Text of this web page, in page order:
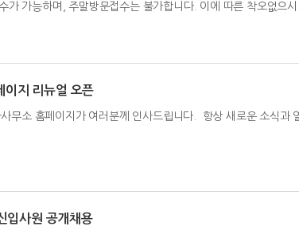
가 가능하며, 주말방문접수는 불가합니다. 이에 따른 착오없으
이지 리뉴얼 오픈
무소 홈페이지가 여러분께 인사드립니다. 항상 새로운 소식과
입사원 공개채용